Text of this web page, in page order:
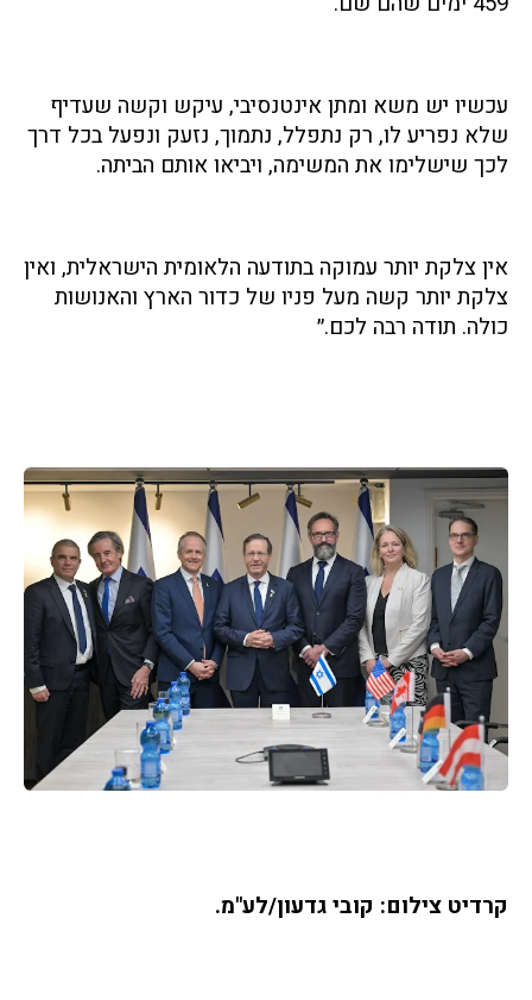
עכשיו יש משא ומתן אינטנסיבי, עיקש וקשה שעדיף
שלא נפריע לו, רק נתפלל, נתמוך, נזעק ונפעל בכל דרך
לכך שישלימו את המשימה, ויביאו אותם הביתה.
אין צלקת יותר עמוקה בתודעה הלאומית הישראלית, ואין
צלקת יותר קשה מעל פניו של כדור הארץ והאנושות
כולה. תודה רבה לכם.״
קרדיט צילום: קובי גדעון/לע"מ.